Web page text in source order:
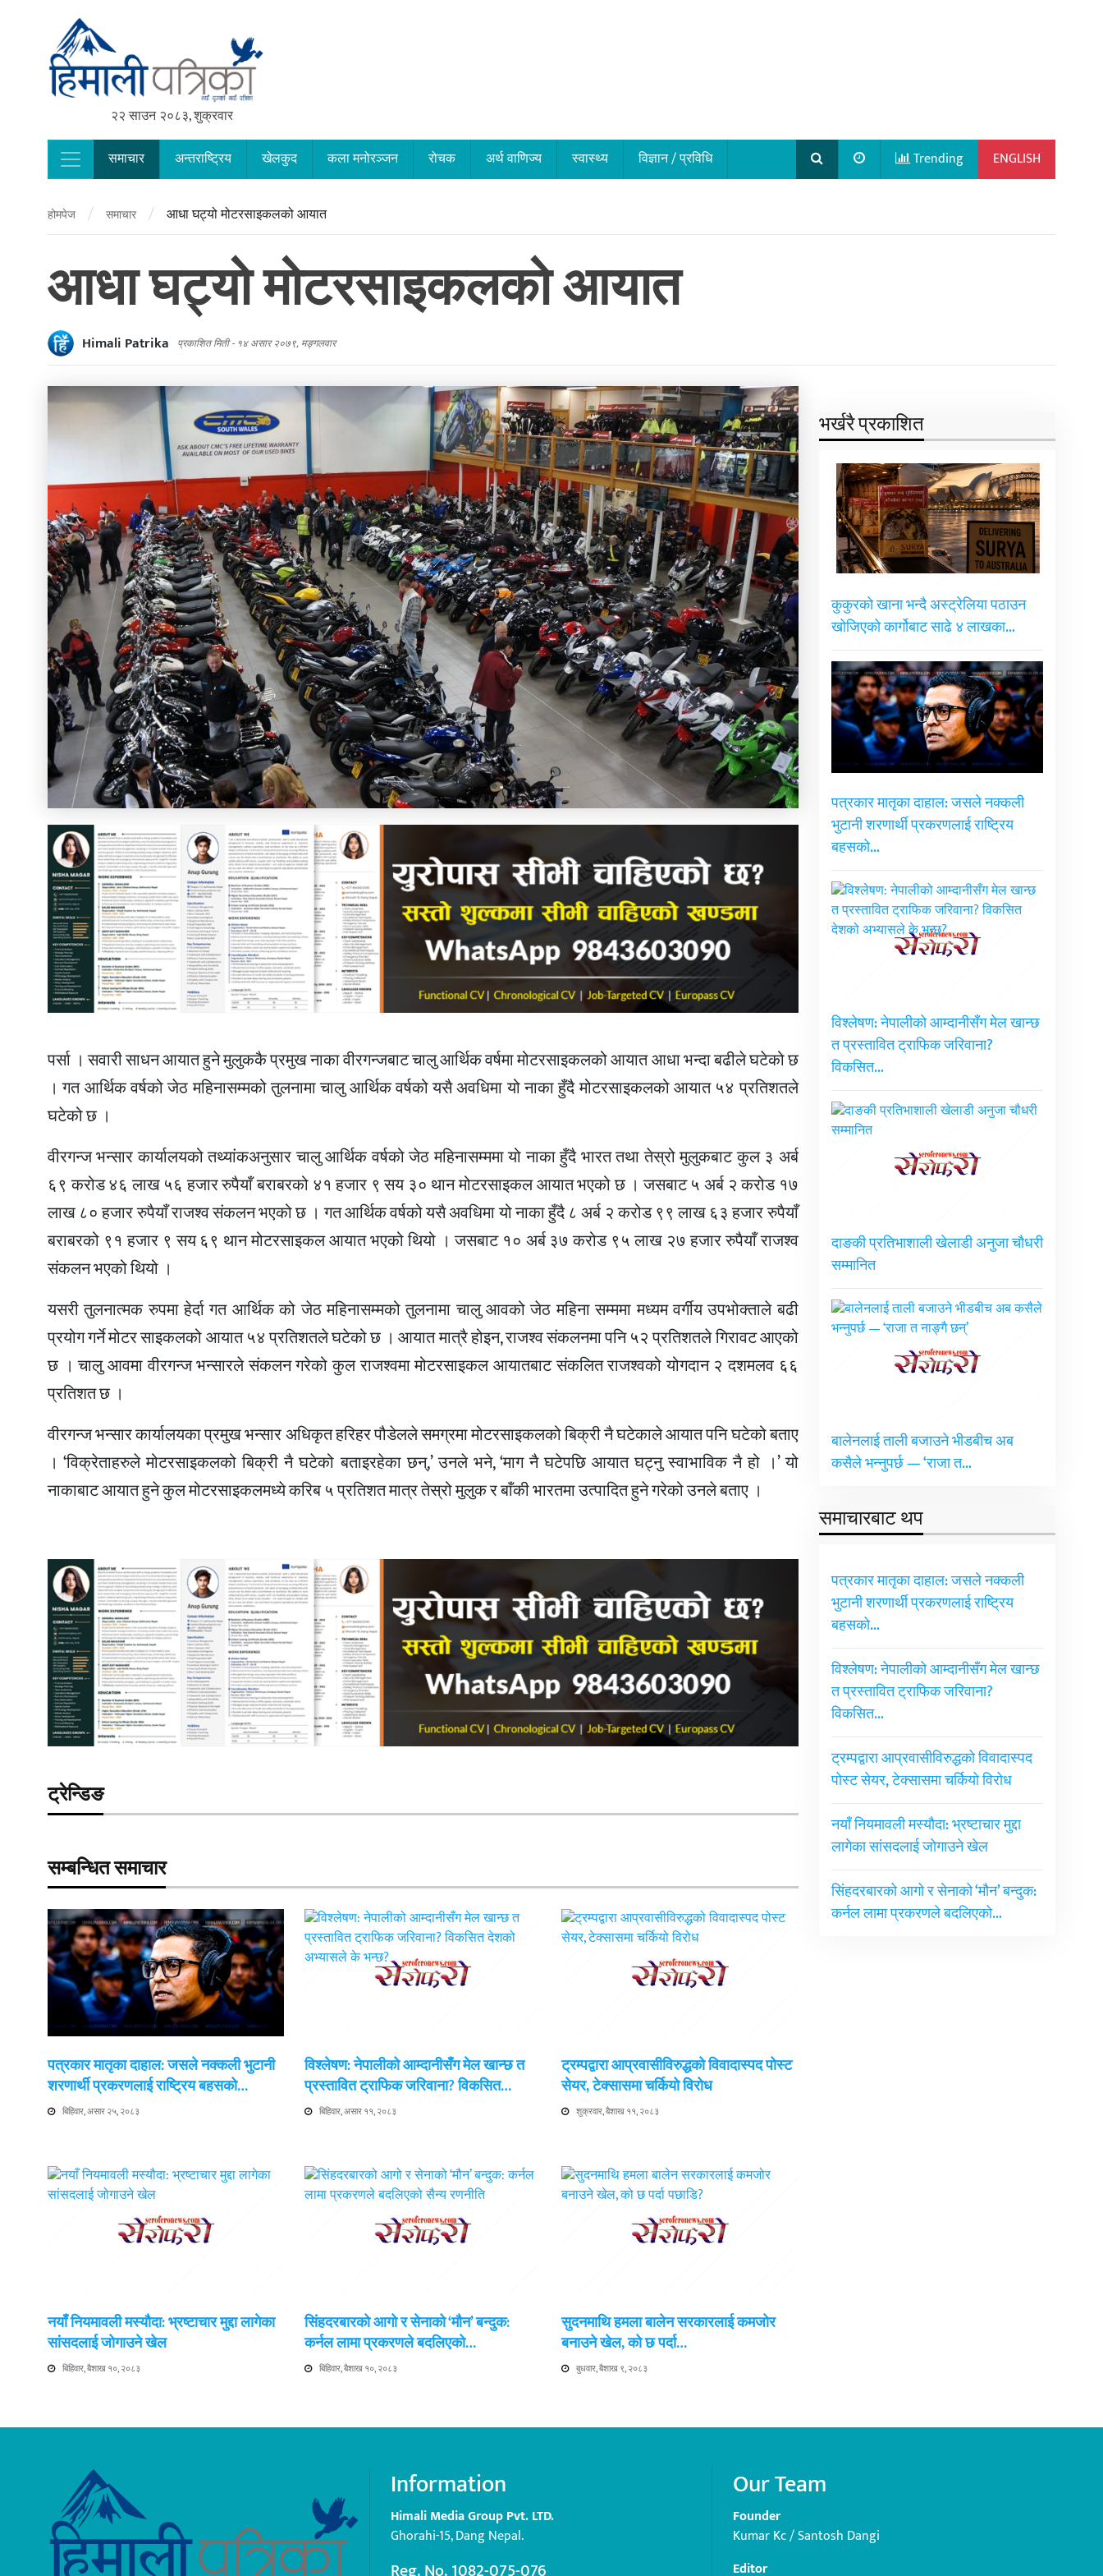
२२ साउन २०८३, शुक्रवार
Main Navigation
समाचार अन्तराष्ट्रिय खेलकुद कला मनोरञ्जन रोचक अर्थ वाणिज्य स्वास्थ्य विज्ञान / प्रविधि Trending ENGLISH
होमपेज / समाचार / आधा घट्यो मोटरसाइकलको आयात
आधा घट्यो मोटरसाइकलको आयात
Himali Patrika प्रकाशित मिती - १४ असार २०७९, मङ्गलवार
पर्सा । सवारी साधन आयात हुने मुलुककै प्रमुख नाका वीरगन्जबाट चालु आर्थिक वर्षमा मोटरसाइकलको आयात आधा भन्दा बढीले घटेको छ
। गत आर्थिक वर्षको जेठ महिनासम्मको तुलनामा चालु आर्थिक वर्षको यसै अवधिमा यो नाका हुँदै मोटरसाइकलको आयात ५४ प्रतिशतले
घटेको छ ।
वीरगन्ज भन्सार कार्यालयको तथ्यांकअनुसार चालु आर्थिक वर्षको जेठ महिनासम्ममा यो नाका हुँदै भारत तथा तेस्रो मुलुकबाट कुल ३ अर्ब
६९ करोड ४६ लाख ५६ हजार रुपैयाँ बराबरको ४१ हजार ९ सय ३० थान मोटरसाइकल आयात भएको छ । जसबाट ५ अर्ब २ करोड १७
लाख ८० हजार रुपैयाँ राजश्व संकलन भएको छ । गत आर्थिक वर्षको यसै अवधिमा यो नाका हुँदै ८ अर्ब २ करोड ९९ लाख ६३ हजार रुपैयाँ
बराबरको ९१ हजार ९ सय ६९ थान मोटरसाइकल आयात भएको थियो । जसबाट १० अर्ब ३७ करोड ९५ लाख २७ हजार रुपैयाँ राजश्व
संकलन भएको थियो ।
यसरी तुलनात्मक रुपमा हेर्दा गत आर्थिक को जेठ महिनासम्मको तुलनामा चालु आवको जेठ महिना सम्ममा मध्यम वर्गीय उपभोक्ताले बढी
प्रयोग गर्ने मोटर साइकलको आयात ५४ प्रतिशतले घटेको छ । आयात मात्रै होइन, राजश्व संकलनमा पनि ५२ प्रतिशतले गिरावट आएको
छ । चालु आवमा वीरगन्ज भन्सारले संकलन गरेको कुल राजश्वमा मोटरसाइकल आयातबाट संकलित राजश्वको योगदान २ दशमलव ६६
प्रतिशत छ ।
वीरगन्ज भन्सार कार्यालयका प्रमुख भन्सार अधिकृत हरिहर पौडेलले समग्रमा मोटरसाइकलको बिक्री नै घटेकाले आयात पनि घटेको बताए
। ‘विक्रेताहरुले मोटरसाइकलको बिक्री नै घटेको बताइरहेका छन्,’ उनले भने, ‘माग नै घटेपछि आयात घट्नु स्वाभाविक नै हो ।’ यो
नाकाबाट आयात हुने कुल मोटरसाइकलमध्ये करिब ५ प्रतिशत मात्र तेस्रो मुलुक र बाँकी भारतमा उत्पादित हुने गरेको उनले बताए ।
ट्रेन्डिङ
सम्बन्धित समाचार
पत्रकार मातृका दाहाल: जसले नक्कली भुटानी
शरणार्थी प्रकरणलाई राष्ट्रिय बहसको…
बिहिवार, असार २५, २०८३
विश्लेषण: नेपालीको आम्दानीसँग मेल खान्छ त
प्रस्तावित ट्राफिक जरिवाना? विकसित…
बिहिवार, असार ११, २०८३
ट्रम्पद्वारा आप्रवासीविरुद्धको विवादास्पद पोस्ट
सेयर, टेक्सासमा चर्कियो विरोध
शुक्रवार, बैशाख ११, २०८३
नयाँ नियमावली मस्यौदा: भ्रष्टाचार मुद्दा लागेका
सांसदलाई जोगाउने खेल
बिहिवार, बैशाख १०, २०८३
सिंहदरबारको आगो र सेनाको ‘मौन’ बन्दुक:
कर्नल लामा प्रकरणले बदलिएको…
बिहिवार, बैशाख १०, २०८३
सुदनमाथि हमला बालेन सरकारलाई कमजोर
बनाउने खेल, को छ पर्दा…
बुधवार, बैशाख ९, २०८३
भर्खरै प्रकाशित
कुकुरको खाना भन्दै अस्ट्रेलिया पठाउन
खोजिएको कार्गोबाट साढे ४ लाखका…
पत्रकार मातृका दाहाल: जसले नक्कली
भुटानी शरणार्थी प्रकरणलाई राष्ट्रिय
बहसको…
विश्लेषण: नेपालीको आम्दानीसँग मेल खान्छ
त प्रस्तावित ट्राफिक जरिवाना?
विकसित…
दाङकी प्रतिभाशाली खेलाडी अनुजा चौधरी
सम्मानित
बालेनलाई ताली बजाउने भीडबीच अब
कसैले भन्नुपर्छ — ‘राजा त…
समाचारबाट थप
पत्रकार मातृका दाहाल: जसले नक्कली
भुटानी शरणार्थी प्रकरणलाई राष्ट्रिय
बहसको…
विश्लेषण: नेपालीको आम्दानीसँग मेल खान्छ
त प्रस्तावित ट्राफिक जरिवाना?
विकसित…
ट्रम्पद्वारा आप्रवासीविरुद्धको विवादास्पद
पोस्ट सेयर, टेक्सासमा चर्कियो विरोध
नयाँ नियमावली मस्यौदा: भ्रष्टाचार मुद्दा
लागेका सांसदलाई जोगाउने खेल
सिंहदरबारको आगो र सेनाको ‘मौन’ बन्दुक:
कर्नल लामा प्रकरणले बदलिएको…
Information
Himali Media Group Pvt. LTD.
Ghorahi-15, Dang Nepal.
Our Team
Founder
Kumar Kc / Santosh Dangi
Editor